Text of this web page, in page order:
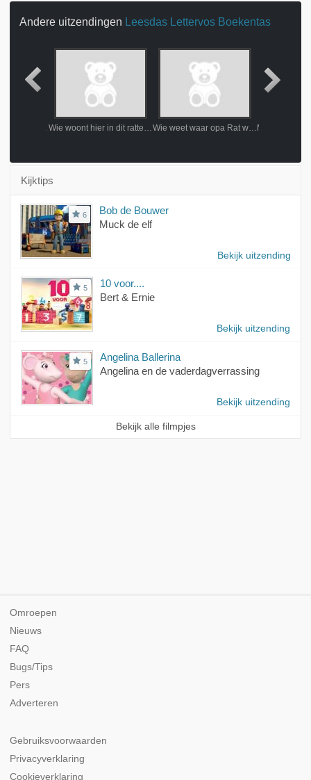
Andere uitzendingen Leesdas Lettervos Boekentas
Aap wijst de weg naar Zuiderland Wie woont hier in dit rattenhol? Wie weet waar opa Rat woont?
Kijktips
6
Bob de Bouwer
Muck de elf
Bekijk uitzending
5
10 voor....
Bert & Ernie
Bekijk uitzending
5
Angelina Ballerina
Angelina en de vaderdagverrassing
Bekijk uitzending
Bekijk alle filmpjes
Omroepen
Nieuws
FAQ
Bugs/Tips
Pers
Adverteren
Gebruiksvoorwaarden
Privacyverklaring
Cookieverklaring